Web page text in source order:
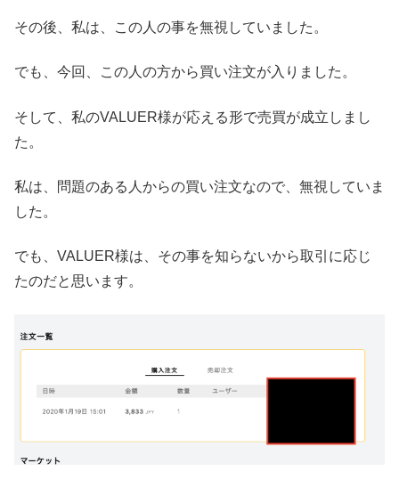
その後、私は、この人の事を無視していました。
でも、今回、この人の方から買い注文が入りました。
そして、私のVALUER様が応える形で売買が成立しまし
た。
私は、問題のある人からの買い注文なので、無視していま
した。
でも、VALUER様は、その事を知らないから取引に応じ
たのだと思います。